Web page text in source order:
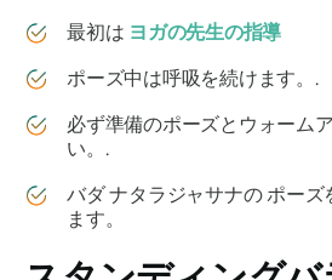
最初は ヨガの先生の指導
ポーズ中は呼吸を続けます。.
必ず準備のポーズとウォーム
い。.
バダ ナタラジャサナのポーズ
ます。